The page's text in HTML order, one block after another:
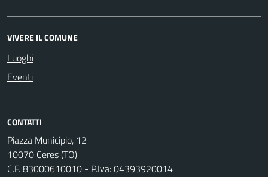
VIVERE IL COMUNE
Luoghi
Eventi
CONTATTI
Piazza Municipio, 12
10070 Ceres (TO)
C.F. 83000610010 - P.Iva: 04393920014